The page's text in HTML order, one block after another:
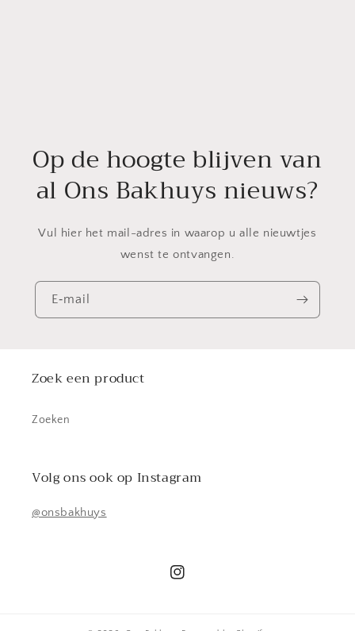
Op de hoogte blijven van
al Ons Bakhuys nieuws?
Vul hier het mail-adres in waarop u alle nieuwtjes
wenst te ontvangen.
E‑mail
Zoek een product
Zoeken
Volg ons ook op Instagram
@onsbakhuys
Instagram